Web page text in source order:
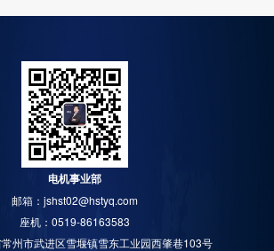
电机事业部
邮箱：jshst02@hstyq.com
座机：0519-86163583
州市武进区雪堰镇雪东工业园西肇巷103号